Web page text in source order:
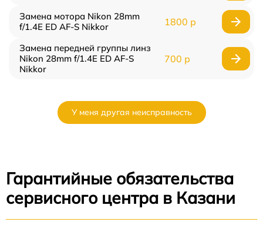
Замена мотора Nikon 28mm
f/1.4E ED AF-S Nikkor
1800 р
Замена передней группы линз
Nikon 28mm f/1.4E ED AF-S
Nikkor
700 р
У меня другая неисправность
Гарантийные обязательства
сервисного центра в Казани